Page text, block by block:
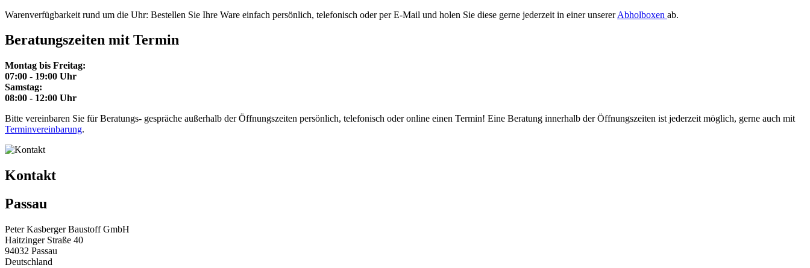
Warenverfügbarkeit rund um die Uhr: Bestellen Sie Ihre Ware einfach persönlich, telefonisch oder per E-Mail und holen Sie diese gerne jederzeit in einer unsererAbholboxen ab.
Beratungszeiten mit Termin
Montag bis Freitag:
07:00 - 19:00 Uhr
Samstag:
08:00 - 12:00 Uhr
Bitte vereinbaren Sie für Beratungs- gespräche außerhalb der Öffnungszeiten persönlich, telefonisch oder online einen Termin! Eine Beratung innerhalb der Öffnungszeiten ist jederzeit möglich, gerne auch mit
Terminvereinbarung.
Kontakt
Passau
Peter Kasberger Baustoff GmbH
Haitzinger Straße 40
94032 Passau
Deutschland